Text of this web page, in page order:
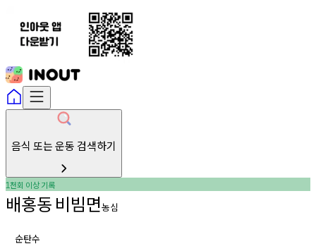
음식 또는 운동 검색하기
1천회 이상기록
배홍동 비빔면농심
순탄수